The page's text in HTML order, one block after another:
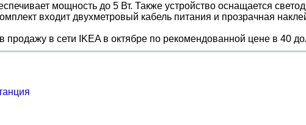
мощность до 5 Вт. Также устройство оснащается
входит двухметровый кабель питания и прозрачная
продажу в сети IKEA в октябре по рекомендованной цене в 40